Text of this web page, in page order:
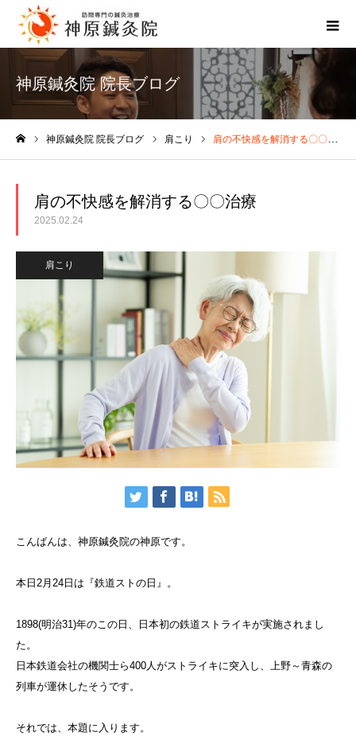
神原鍼灸院 院長ブログ
神原鍼灸院 院長ブログ 肩こり 肩の不快感を解消する〇〇治療
肩の不快感を解消する〇〇治療
2025.02.24
肩こり
こんばんは、神原鍼灸院の神原です。
本日2月24日は『鉄道ストの日』。
1898(明治31)年のこの日、日本初の鉄道ストライキが実施されまし
た。
日本鉄道会社の機関士ら400人がストライキに突入し、上野～青森の
列車が運休したそうです。
それでは、本題に入ります。